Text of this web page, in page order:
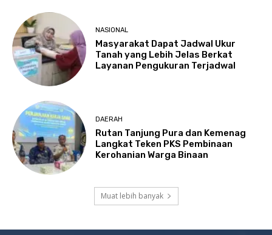
NASIONAL
Masyarakat Dapat Jadwal Ukur
Tanah yang Lebih Jelas Berkat
Layanan Pengukuran Terjadwal
DAERAH
Rutan Tanjung Pura dan Kemenag
Langkat Teken PKS Pembinaan
Kerohanian Warga Binaan
Muat lebih banyak